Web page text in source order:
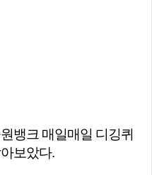
뱅크 매일매일 디깅퀴
보았다.